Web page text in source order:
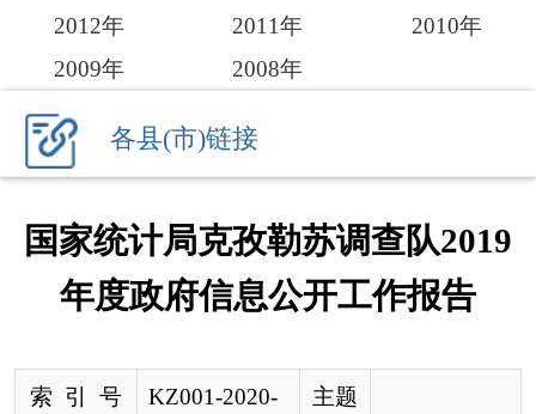
国家统计局克孜勒苏调查队2019
年度政府信息公开工作报告
000237
分类
孜勒苏调查队
日期
13:34
度政府信息公开工作报告